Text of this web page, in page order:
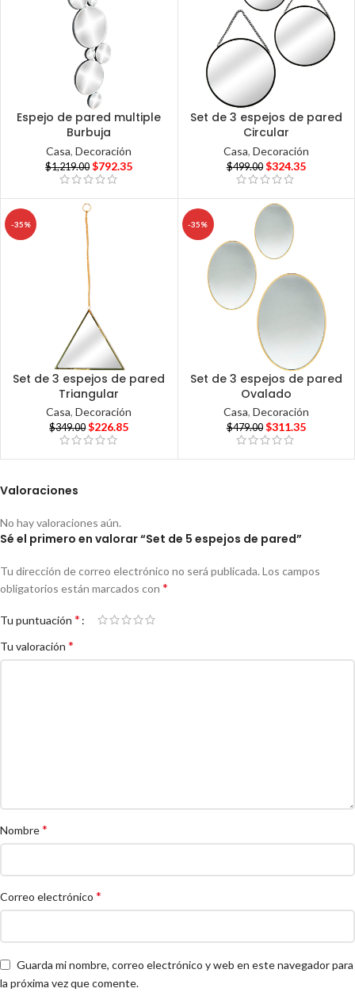
Espejo de pared multiple
Burbuja
Casa,Decoración
$1,219.00 $792.35
Set de 3 espejos de pared
Circular
Casa, Decoración
$499.00 $324.35
-35%
Set de 3 espejos de pared
Triangular
Casa,Decoración
$349.00 $226.85
-35%
Set de 3 espejos de pared
Ovalado
Casa, Decoración
$479.00 $311.35
Valoraciones
No hay valoraciones aún.
Sé el primero en valorar “Set de 5 espejos de pared”
Tu dirección de correo electrónico no será publicada. Los campos
obligatorios están marcados con *
Tu puntuación *
Tu valoración *
Nombre*
Correo electrónico *
Guarda mi nombre, correo electrónico y web en este navegador para
la próxima vez que comente.